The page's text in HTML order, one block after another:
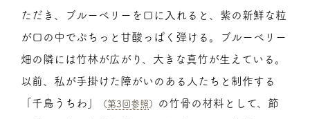
ただき、ブルーベリーを口に入れると、紫の新鮮な粒
が口の中でぷちっと甘酸っぱく弾ける。ブルーベリー
畑の隣には竹林が広がり、大きな真竹が生えている。
以前、私が手掛けた障がいのある人たちと制作する
「千鳥うちわ」
（第3回参照 ）
の竹骨の材料として、節